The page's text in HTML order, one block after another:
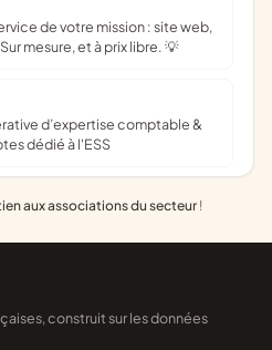
mesure, et à prix libre. 💡
dédié à l'ESS
aux associations du secteur !